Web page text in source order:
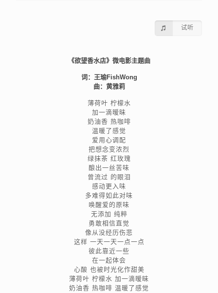
试听
《欲望香水店》微电影主题曲
词：王瑜FishWong
曲：黄雅莉
薄荷叶 柠檬水
加一滴暧昧
奶油香 热咖啡
温暖了感觉
爱用心调配
把想念变浓烈
绿抹茶 红玫瑰
酿出一丝苦味
曾流过 的眼泪
感动更入味
多难得如此对味
唤醒爱的原味
无添加 纯粹
勇敢相信直觉
像从没经历伤悲
这样 一天一天一点一点
彼此靠近一些
在一起体会
心酸 也被时光化作甜美
薄荷叶 柠檬水 加一滴暧昧
奶油香 热咖啡 温暖了感觉